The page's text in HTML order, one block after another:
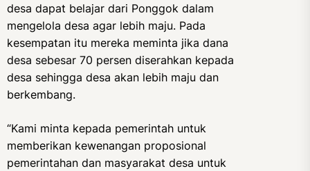
desa dapat belajar dari Ponggok dalam
mengelola desa agar lebih maju. Pada
kesempatan itu mereka meminta jika dana
desa sebesar 70 persen diserahkan kepada
desa sehingga desa akan lebih maju dan
berkembang.
“Kami minta kepada pemerintah untuk
memberikan kewenangan proposional
pemerintahan dan masyarakat desa untuk